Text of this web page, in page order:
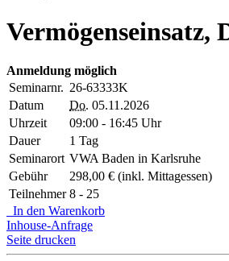
Anmeldung möglich
Seminarnr. 26-63333K
Datum
Do. 05.11.2026
Uhrzeit
09:00 - 16:45 Uhr
Dauer
1 Tag
Seminarort VWA Baden in Karlsruhe
Gebühr
298,00 € (inkl. Mittagessen)
Teilnehmer 8 - 25
In den Warenkorb
Inhouse-Anfrage
Seite drucken